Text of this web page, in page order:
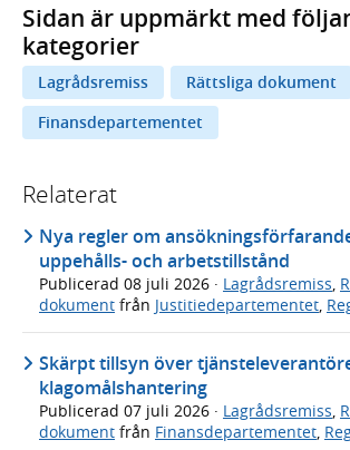
Sidan är uppmärkt med
kategorier
Lagrådsremiss
Rättsliga dokument
Finansdepartementet
Relaterat
Nya regler om
uppehålls- och arbetstillstånd
Publicerad 08 juli 2026 · Lagrådsremiss,
dokument från Justitiedepartementet,
Skärpt tillsyn över
klagomålshantering
Publicerad 07 juli 2026 · Lagrådsremiss,
dokument från Finansdepartementet,